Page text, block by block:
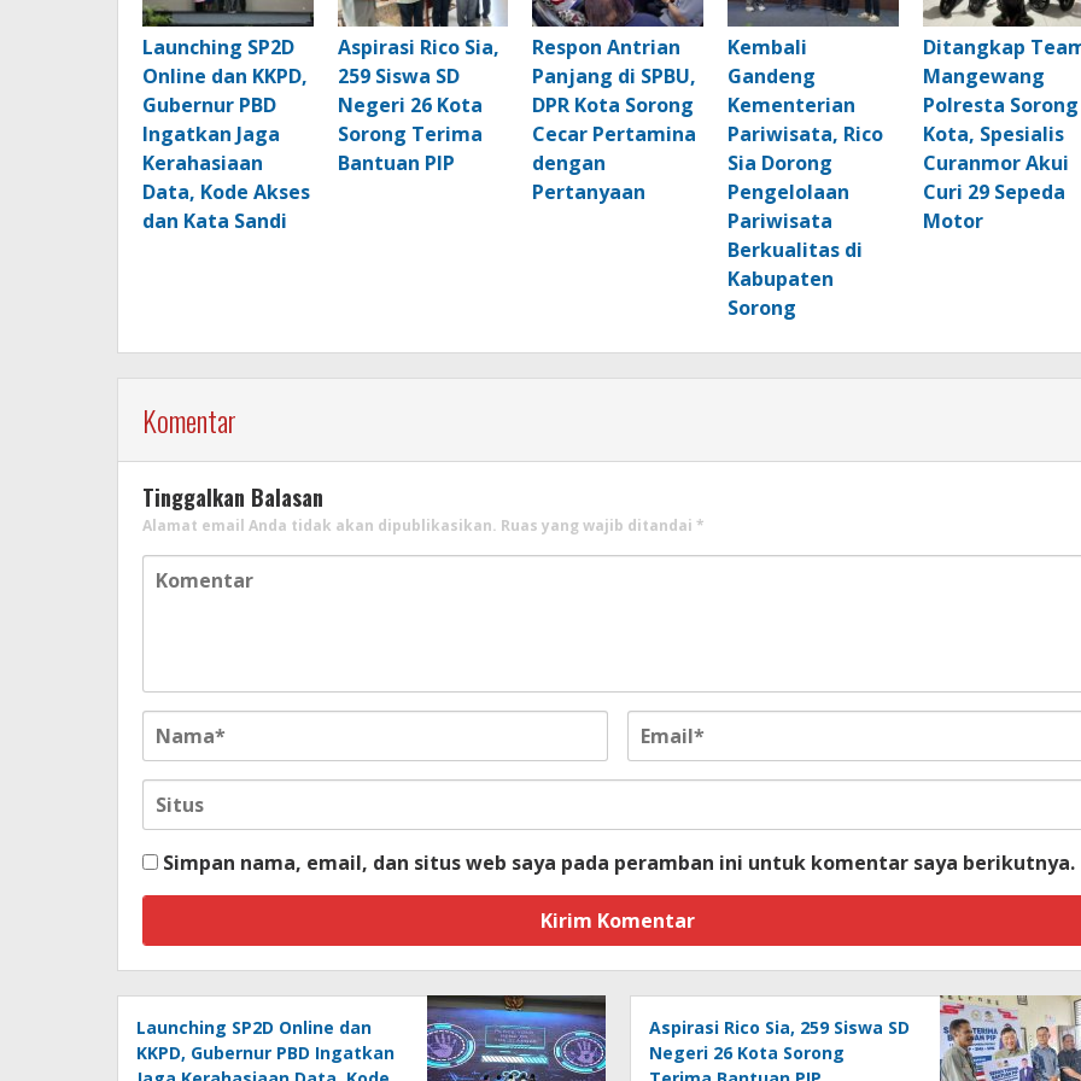
Launching SP2D
Online dan KKPD,
Gubernur PBD
Ingatkan Jaga
Kerahasiaan
Data, Kode Akses
dan Kata Sandi
Aspirasi Rico Sia,
259 Siswa SD
Negeri 26 Kota
Sorong Terima
Bantuan PIP
Respon Antrian
Panjang di SPBU,
DPR Kota Sorong
Cecar Pertamina
dengan
Pertanyaan
Kembali
Gandeng
Kementerian
Pariwisata, Rico
Sia Dorong
Pengelolaan
Pariwisata
Berkualitas di
Kabupaten
Sorong
Ditangkap
Mangewang
Polresta Sorong
Kota, Spesialis
Curanmor Akui
Curi 29 Sepeda
Motor
Komentar
Tinggalkan Balasan
Alamat email Anda tidak akan dipublikasikan. Ruas yang wajib ditandai *
Simpan nama, email, dan situs web saya pada peramban ini untuk komentar saya berikutnya.
Launching SP2D Online dan
KKPD, Gubernur PBD Ingatkan
Aspirasi Rico Sia, 259 Siswa SD
Negeri 26 Kota Sorong